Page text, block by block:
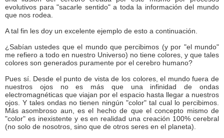
evolutivos para "sacarle sentido" a toda la información del mundo
que nos rodea.
A tal fin les doy un excelente ejemplo de esto a continuación.
¿Sabían ustedes que el mundo que percibimos (y por "el mundo"
me refiero a todo en nuestro Universo) no tiene colores, y que tales
colores son generados puramente por el cerebro humano?
Pues sí. Desde el punto de vista de los colores, el mundo fuera de
nuestros ojos no es más que una infinidad de ondas
electromagnéticas que viajan por el espacio hasta llegar a nuestros
ojos. Y tales ondas no tienen ningún "color" tal cual lo percibimos.
Más asombroso aun, es el hecho de que el concepto mismo de
"color" es inexistente y es en realidad una creación 100% cerebral
(no solo de nosotros, sino que de otros seres en el planeta).